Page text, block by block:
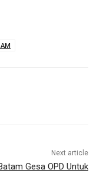
Next article
Gesa OPD Untuk